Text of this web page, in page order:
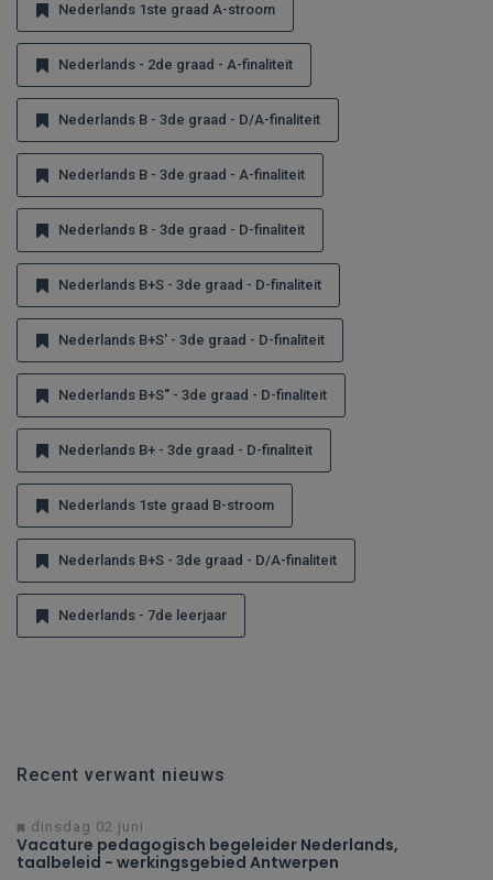
Nederlands 1ste graad A-stroom
Nederlands - 2de graad - A-finaliteit
Nederlands B - 3de graad - D/A-finaliteit
Nederlands B - 3de graad - A-finaliteit
Nederlands B - 3de graad - D-finaliteit
Nederlands B+S - 3de graad - D-finaliteit
Nederlands B+S' - 3de graad - D-finaliteit
Nederlands B+S'' - 3de graad - D-finaliteit
Nederlands B+ - 3de graad - D-finaliteit
Nederlands 1ste graad B-stroom
Nederlands B+S - 3de graad - D/A-finaliteit
Nederlands - 7de leerjaar
Recent verwant nieuws
dinsdag 02 juni
Vacature pedagogisch begeleider Nederlands,
taalbeleid - werkingsgebied Antwerpen